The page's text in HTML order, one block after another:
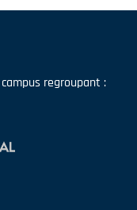
regroupant :